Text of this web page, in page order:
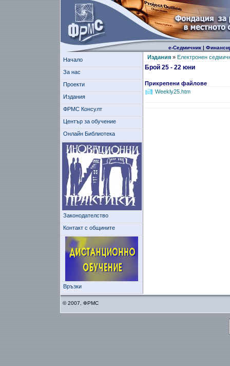
е-Седмичник|
Начало
За нас
Проекти
Издания
ФРМС Консулт
Център за обучение
Онлайн Библиотека
Законодателство
Контакт с общините
Връзки
Издания» Електронен
Брой 25 - 22 юни
Прикрепени файлове
Weekly25.htm
© 2007, ФРМС